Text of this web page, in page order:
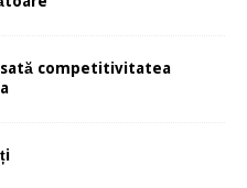
competitivitatea